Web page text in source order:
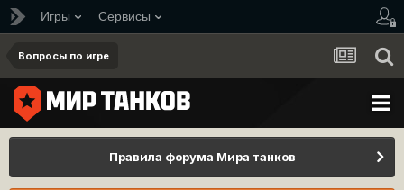
Игры Сервисы
Вопросы по игре
Правила форума Мира танков